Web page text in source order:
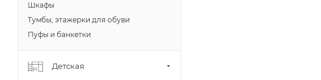
Шкафы
Тумбы, этажерки для обуви
Пуфы и банкетки
Детская